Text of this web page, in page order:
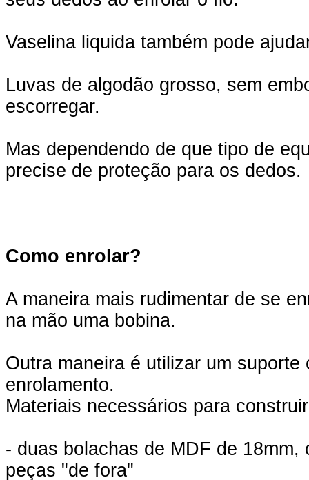
Vaselina liquida também pode
Luvas de algodão grosso, sem
escorregar.
Mas dependendo de que tipo de
precise de proteção para os dedos.
Como enrolar?
A maneira mais rudimentar de se
na mão uma bobina.
Outra maneira é utilizar um
enrolamento.
Materiais necessários para
- duas bolachas de MDF de
peças "de fora"